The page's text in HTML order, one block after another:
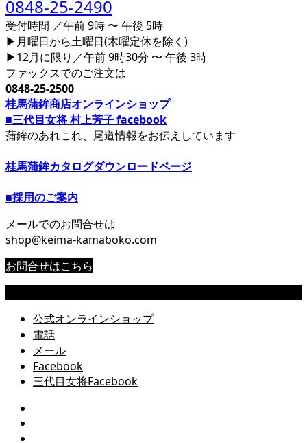
0848-25-2490
受付時間 ／午前 9時 〜 午後 5時
▶月曜日から土曜日(木曜定休を除く)
▶12月に限り／午前 9時30分 〜 午後 3時
ファックスでのご注文は
0848-25-2500
桂馬蒲鉾商店オンラインショップ
■三代目女将 村上芳子 facebook
蒲鉾のあれこれ、尾道情報をお伝えしています
桂馬蒲鉾カタログダウンロードページ
■採用のご案内
メールでのお問合せは
shop@keima-kamaboko.com
お問合せはこちら
公式オンラインショップ
電話
メール
Facebook
三代目女将Facebook